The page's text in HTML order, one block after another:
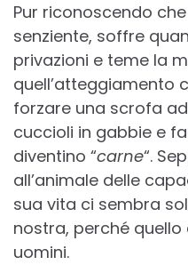
Pur riconoscendo
senziente, soffre
privazioni e teme la
quell’atteggiamento
forzare una scrofa
cuccioli in gabbie e
diventino “carne“.
all’animale delle
sua vita ci sembra
nostra, perché
uomini.